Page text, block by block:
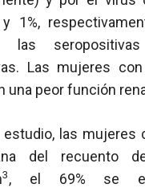
1%,
las
Las mujeres
una peor función
estudio, las mujeres
del recuento
3, el 69% se